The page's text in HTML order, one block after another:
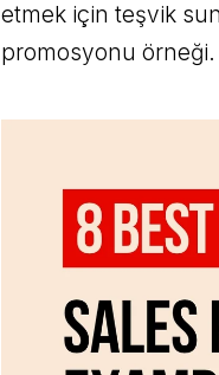
etmek için teşvik
promosyonu örneği.